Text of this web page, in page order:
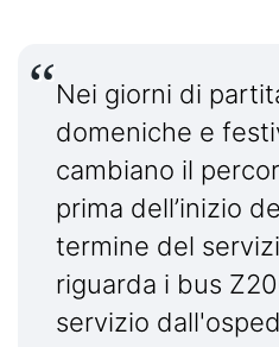
Nei giorni di
domeniche e
cambiano il
prima dell’inizio
termine del
riguarda i bus
servizio